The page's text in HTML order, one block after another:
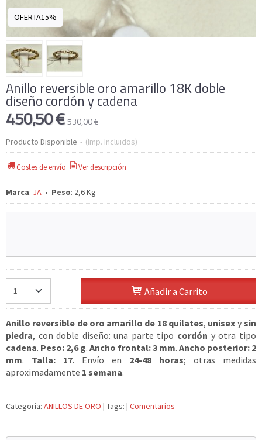
OFERTA15%
Anillo reversible oro amarillo 18K doble
diseño cordón y cadena
450,50 €530,00 €
Producto Disponible - (Imp. Incluidos)
Costes de envío Ver descripción
Marca: JA • Peso: 2,6 Kg
Añadir a Carrito
Anillo reversible de oro amarillo de 18 quilates, unisex y sin
piedra, con doble diseño: una parte tipo cordón y otra tipo
cadena. Peso: 2,6 g. Ancho frontal: 3 mm. Ancho posterior: 2
mm. Talla: 17. Envío en 24-48 horas; otras medidas
aproximadamente 1 semana.
Categoría: ANILLOS DE ORO | Tags: | Comentarios